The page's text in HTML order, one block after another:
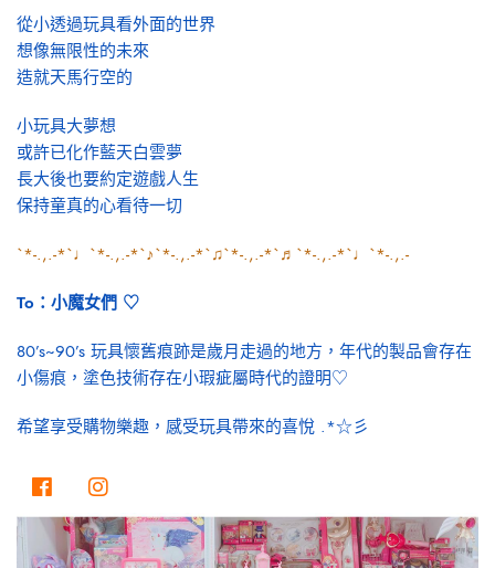
從小透過玩具看外面的世界
想像無限性的未來
造就天馬行空的
小玩具大夢想
或許已化作藍天白雲夢
長大後也要約定遊戲人生
保持童真的心看待一切
`*-.,.-*`♩`*-.,.-*`♪`*-.,.-*`♫`*-.,.-*`♬`*-.,.-*`♩`*-.,.-
To：小魔女們 ♡
80’s~90’s 玩具懷舊痕跡是歲月走過的地方，年代的製品會存在
小傷痕，塗色技術存在小瑕疵屬時代的證明♡
希望享受購物樂趣，感受玩具帶來的喜悅 .*☆彡